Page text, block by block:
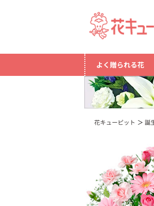
よく贈られる花
花キューピット 誕